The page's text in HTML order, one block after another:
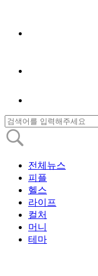
전체뉴스
피플
헬스
라이프
컬처
머니
테마